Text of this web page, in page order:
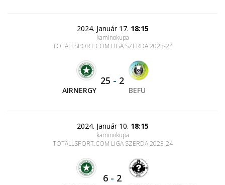
2024. Január 17. 18:15
kaminokupa
TOTALLSPORT.COM LIGA SZERDA 2023-24
AIRNERGY
25 - 2
BEFU
2024. Január 10. 18:15
kaminokupa
TOTALLSPORT.COM LIGA SZERDA 2023-24
6 - 2